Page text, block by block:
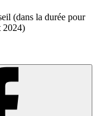
(dans la durée pour
2024)